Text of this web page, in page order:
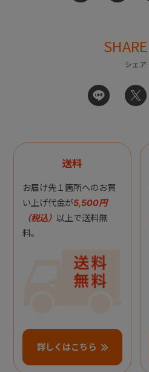
SHARE
シェア
送料
お届け先１箇所へのお買
い上げ代金が5,500円
（税込） 以上で送料無
料。
詳しくはこちら